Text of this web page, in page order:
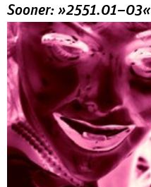
Sooner: »2551.01–03«